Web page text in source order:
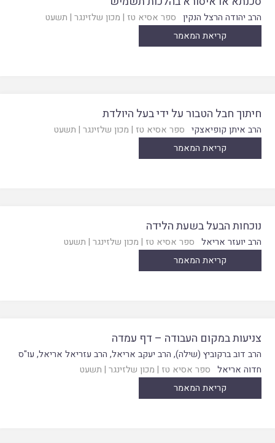
הרב יהודה הרצל הנקין ספר אסיא טז | מכון שלזינגר | תשעט
קריאת המאמר
חיתוך חבל הטבור על ידי בעל היולדת
הרב איתן קופיאצקי ספר אסיא טז | מכון שלזינגר | תשעט
קריאת המאמר
נוכחות הבעל בשעת הלידה
הרב יועזר אריאל ספר אסיא טז | מכון שלזינגר | תשעט
קריאת המאמר
צניעות במקום העבודה – דף עמדה
הרב דוב ברקוביץ (שילה), הרב יעקב אריאל, הרב עזריאל אריאל, עו"ס
חדוה אריאל ספר אסיא טז | מכון שלזינגר | תשעט
קריאת המאמר